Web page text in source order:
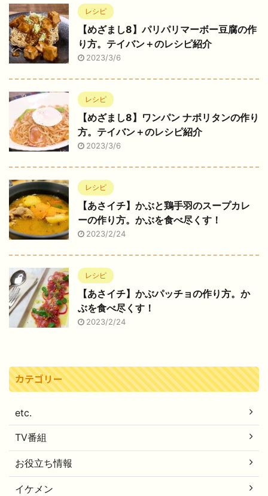
レシピ
【めざまし8】パリパリマーボー豆腐の作
り方。テイバン＋のレシピ紹介
2023/3/6
レシピ
【めざまし8】ワンパン ナポリタンの作り
方。テイバン＋のレシピ紹介
2023/3/6
レシピ
【あさイチ】かぶと鶏手羽のスープカレ
ーの作り方。かぶを食べ尽くす！
2023/2/24
レシピ
【あさイチ】かぶパッチョの作り方。か
ぶを食べ尽くす！
2023/2/24
カテゴリー
etc.
TV番組
お役立ち情報
イケメン